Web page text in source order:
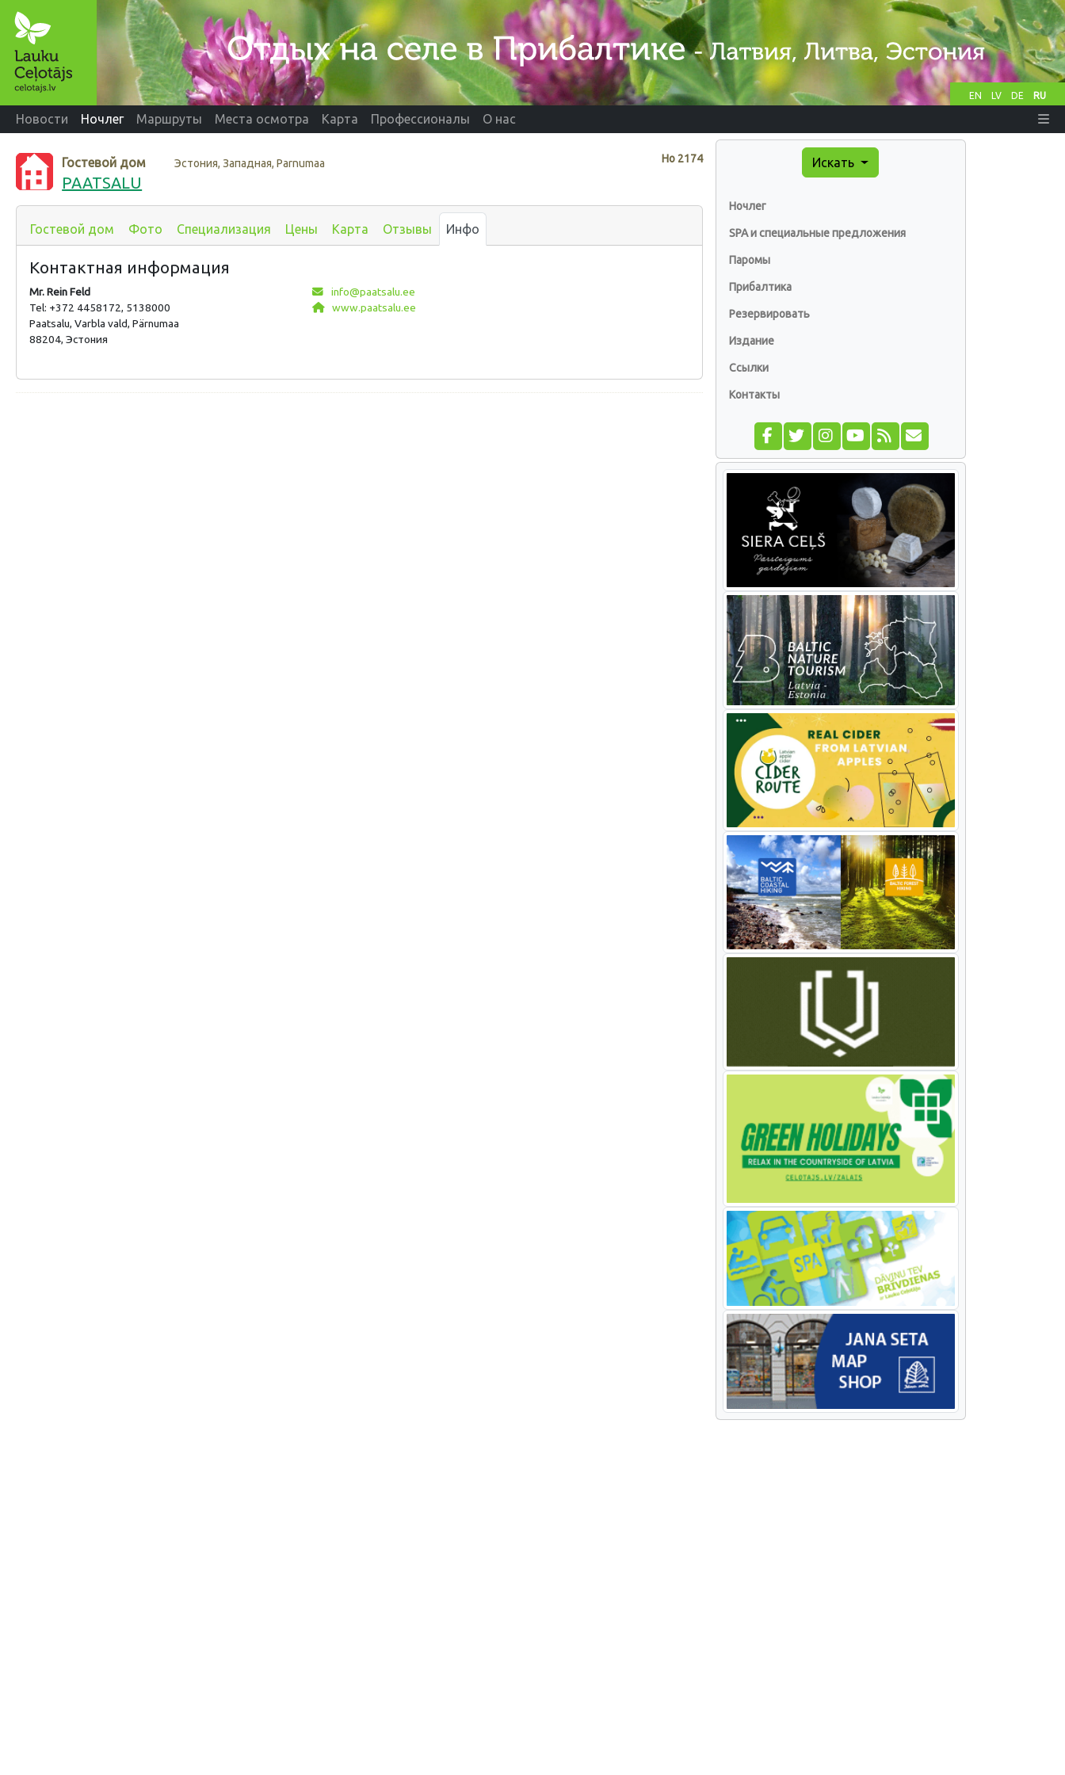
EN LV DE RU
Новости Ночлег Маршруты Места осмотра Карта Профессионалы О нас
Нo 2174
Гостевой дом Эстония, Западная, Parnumaa
PAATSALU
Гостевой дом Фото Специализация Цены Карта Отзывы Инфо
Контактная информация
Mr. Rein Feld
Tel: +372 4458172, 5138000
Paatsalu, Varbla vald, Pärnumaa
88204, Эстония
info@paatsalu.ee
www.paatsalu.ee
Искать
Ночлег
SPA и специальные предложения
Паромы
Прибалтика
Резервировать
Издание
Ссылки
Контакты